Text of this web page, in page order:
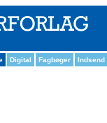
Digital Fagbøger Indsend